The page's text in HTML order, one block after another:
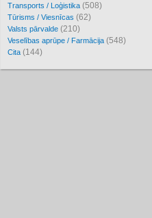
Transports / Loģistika (508)
Tūrisms / Viesnīcas (62)
Valsts pārvalde (210)
Veselības aprūpe / Farmācija (548)
Cita (144)